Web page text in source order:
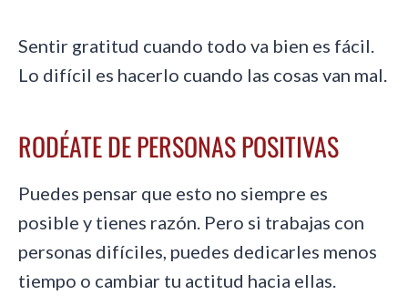
Sentir gratitud cuando todo va bien es fácil.
Lo difícil es hacerlo cuando las cosas van mal.
RODÉATE DE PERSONAS POSITIVAS
Puedes pensar que esto no siempre es
posible y tienes razón. Pero si trabajas con
personas difíciles, puedes dedicarles menos
tiempo o cambiar tu actitud hacia ellas.